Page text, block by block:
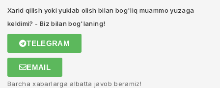
Xarid qilish yoki yuklab olish bilan bog'liq muammo yuzaga
keldimi? - Biz bilan bog'laning!
TELEGRAM
EMAIL
Barcha xabarlarga albatta javob beramiz!